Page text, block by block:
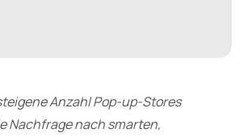
Anzahl Pop-up-Stores
Nachfrage nach smarten,